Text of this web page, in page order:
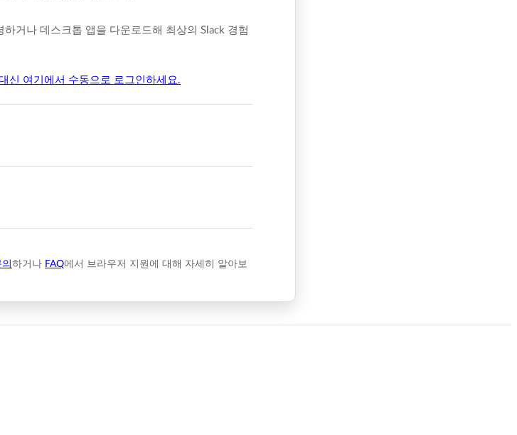
거나 데스크톱 앱을 다운로드해 최상의 Slack 경험
신 여기에서 수동으로 로그인하세요.
하거나 FAQ에서 브라우저 지원에 대해 자세히 알아보